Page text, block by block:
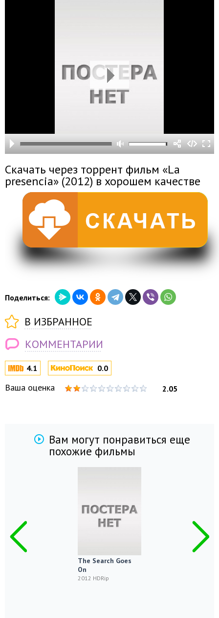
4.1 0.0
Ваша оценка 2.05
Скачать через торрент фильм «La
presencia» (2012) в хорошем качестве
Поделиться:
В ИЗБРАННОЕ
КОММЕНТАРИИ
Вам могут понравиться еще
похожие фильмы
The Search Goes
On
2012 HDRip